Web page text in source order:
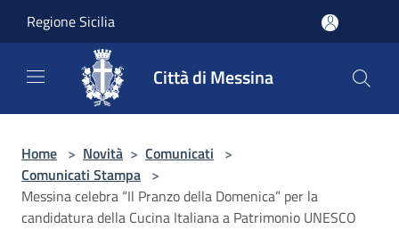
Regione Sicilia
Città di Messina
Home > Novità > Comunicati >
Comunicati Stampa >
Messina celebra “Il Pranzo della Domenica” per la
candidatura della Cucina Italiana a Patrimonio UNESCO